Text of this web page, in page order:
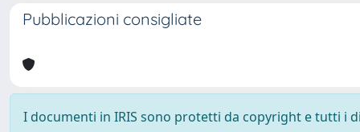
Pubblicazioni consigliate
I documenti in IRIS sono protetti da copyright e tutti i